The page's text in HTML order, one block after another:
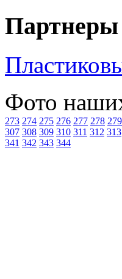
Партнеры
Фото
273 274 275 276 277 278 279
307 308 309 310 311 312 313
341 342 343 344